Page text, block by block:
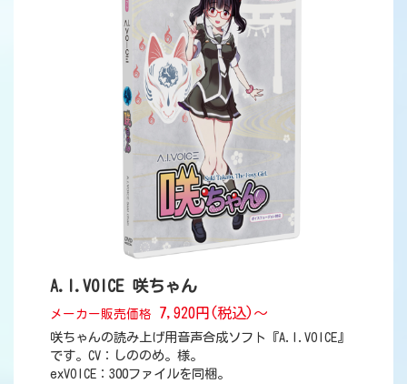
A.I.VOICE 咲ちゃん
メーカー販売価格 7,920円(税込)～
咲ちゃんの読み上げ用音声合成ソフト『A.I.VOICE』
です。CV：しののめ。様。
exVOICE：300ファイルを同梱。